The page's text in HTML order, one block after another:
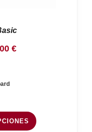
€Rango
hasta
95,00 €